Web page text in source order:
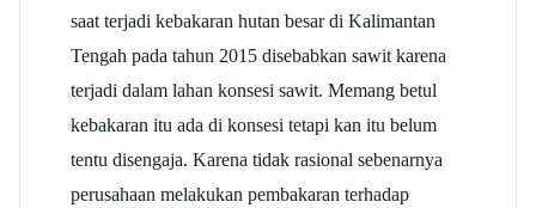
saat terjadi kebakaran hutan besar di Kalimantan
Tengah pada tahun 2015 disebabkan sawit karena
terjadi dalam lahan konsesi sawit. Memang betul
kebakaran itu ada di konsesi tetapi kan itu belum
tentu disengaja. Karena tidak rasional sebenarnya
perusahaan melakukan pembakaran terhadap